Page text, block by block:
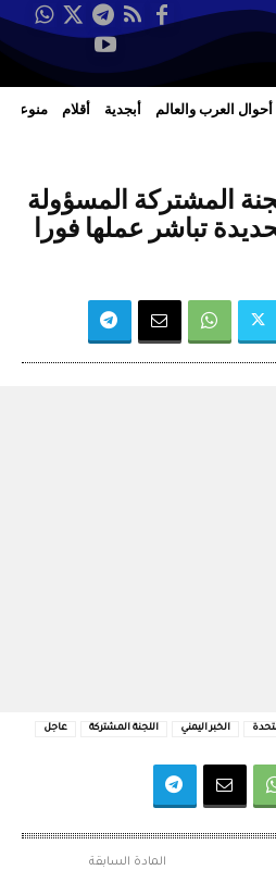
أحوال العرب والعالم أبجدية أقلام منوعات
المشتركة المسؤولة
تباشر عملها فورا
الخبر اليمني اللجنة المشتركة عاجل
المادة السابقة